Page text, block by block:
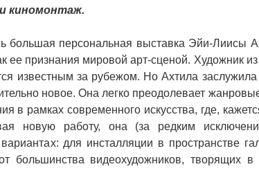
и киномонтаж.
большая персональная выставка Эйи-Лиисы
ее признания мировой арт-сценой. Художник
известным за рубежом. Но Ахтила
новое. Она легко преодолевает
в рамках современного искусства, где,
новую работу, она (за редким
для инсталляции в пространстве
большинства видеохудожников, творящих в